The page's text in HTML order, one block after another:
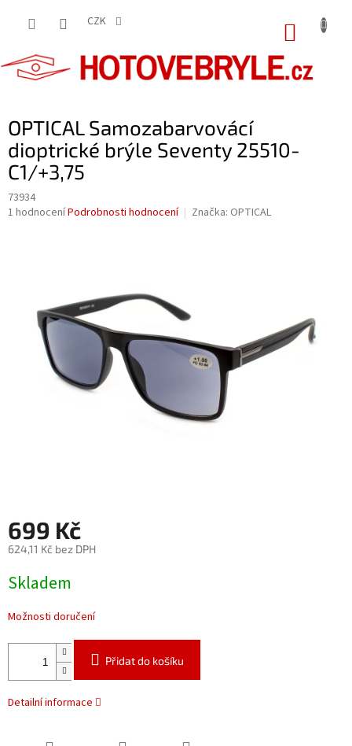
CZK
OPTICAL Samozabarvovácí
dioptrické brýle Seventy 25510-
C1/+3,75
73934
Průměrné
hvězdiček.
1 hodnoceníPodrobnosti hodnocení Značka: OPTICAL
699 Kč
624,11 Kč bez DPH
cena:
Skladem
Možnosti doručení
Přidat do košíku
Detailní informace